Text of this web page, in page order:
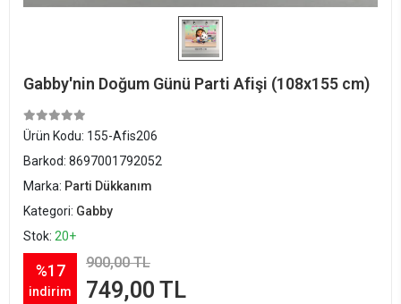
Gabby'nin Doğum Günü Parti Afişi (108x155 cm)
Ürün Kodu: 155-Afis206
Barkod: 8697001792052
Marka: Parti Dükkanım
Kategori: Gabby
Stok: 20+
%17
indirim
900,00 TL
749,00 TL